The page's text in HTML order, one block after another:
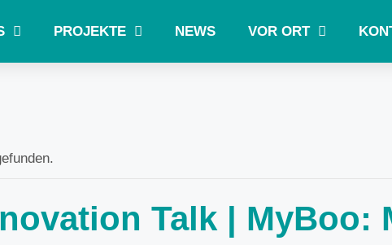
PROJEKTE NEWS VOR ORT
Talk | MyBoo: